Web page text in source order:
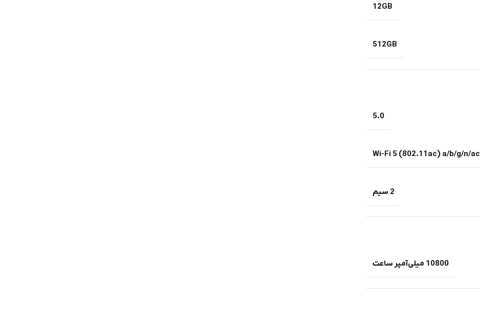
12GB
512GB
5.0
Wi-Fi 5 (802.11ac) a/b/g/n/ac
2 سیم
10800 میلی‌آمپر ساعت